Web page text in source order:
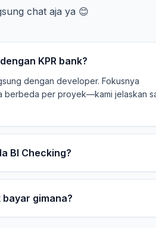
chat aja ya 😊
KPR bank?
dengan developer. Fokusnya
berbeda per proyek—kami jelaskan
BI Checking?
gimana?